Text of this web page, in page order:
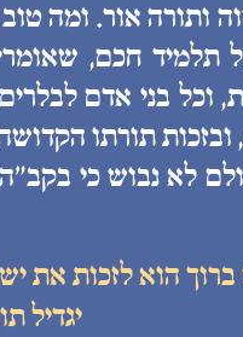
ותורה אור. ומה
תלמיד חכם,
בני אדם
תורתו
לא נבוש כי
הוא לזכות
יגדיל